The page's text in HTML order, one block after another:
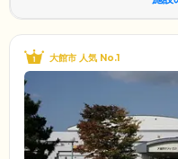
大館市 人気 No.1